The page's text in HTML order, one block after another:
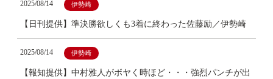
2025/08/14 伊勢崎
【日刊提供】準決勝欲しくも3着に終わった佐藤励／伊勢崎
2025/08/14 伊勢崎
【報知提供】中村雅人がボヤく時ほど・・・強烈パンチが出